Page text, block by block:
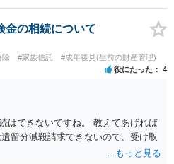
金の相続について
除 #家族信託 #成年後見(生前の財産管理)
役にたった 4
はできないですね。 教えてあげれば
留分減殺請求できないので、受け取